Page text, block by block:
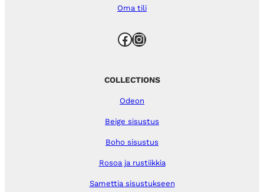
Oma tili
Facebook Instagram
COLLECTIONS
Odeon
Beige sisustus
Boho sisustus
Rosoa ja rustiikkia
Samettia sisustukseen